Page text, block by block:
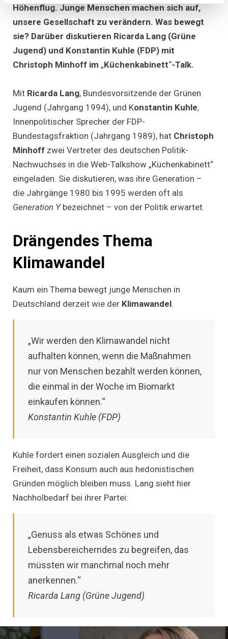
Y?
–
Politik-
Nachwuchs
Ricarda
Konstantin
Kuhle
Höhenflug. Junge Menschen machen sich auf,
unsere Gesellschaft zu verändern. Was bewegt
sie? Darüber diskutieren Ricarda Lang (Grüne
Jugend) und Konstantin Kuhle (FDP) mit
Christoph Minhoff im „Küchenkabinett“-Talk.
Mit Ricarda Lang, Bundesvorsitzende der Grünen
Jugend (Jahrgang 1994), und Konstantin Kuhle,
Innenpolitischer Sprecher der FDP-
Bundestagsfraktion (Jahrgang 1989), hat Christoph
Minhoff zwei Vertreter des deutschen Politik-
Nachwuchses in die Web-Talkshow „Küchenkabinett“
eingeladen. Sie diskutieren, was ihre Generation –
die Jahrgänge 1980 bis 1995 werden oft als
Generation Y bezeichnet – von der Politik erwartet.
Drängendes Thema
Klimawandel
Kaum ein Thema bewegt junge Menschen in
Deutschland derzeit wie der Klimawandel.
„Wir werden den Klimawandel nicht
aufhalten können, wenn die Maßnahmen
nur von Menschen bezahlt werden können,
die einmal in der Woche im Biomarkt
einkaufen können.“
Konstantin Kuhle (FDP)
Kuhle fordert einen sozialen Ausgleich und die
Freiheit, dass Konsum auch aus hedonistischen
Gründen möglich bleiben muss. Lang sieht hier
Nachholbedarf bei ihrer Partei:
„Genuss als etwas Schönes und
Lebensbereicherndes zu begreifen, das
müssten wir manchmal noch mehr
anerkennen.“
Ricarda Lang (Grüne Jugend)